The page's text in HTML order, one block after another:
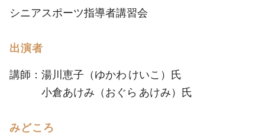
シニアスポーツ指導者講習会
出演者
講師：湯川恵子（ゆかわ けいこ）氏
小倉あけみ（おぐら あけみ）氏
みどころ